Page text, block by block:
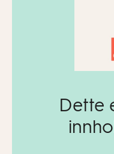
Dette